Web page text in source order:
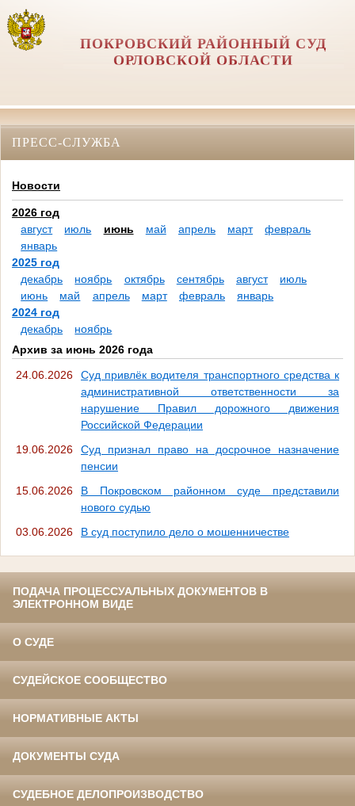
ПОКРОВСКИЙ РАЙОННЫЙ СУД
ОРЛОВCКОЙ ОБЛАСТИ
ПРЕСС-СЛУЖБА
Новости
2026 год
август
июль июнь май апрель март
февраль
январь
2025 год
декабрь
ноябрь октябрь сентябрь август
июль
июнь
май апрель март февраль
январь
2024 год
декабрь
ноябрь
Архив за июнь 2026 года
24.06.2026
Суд привлёк водителя транспортного средства к
административной ответственности за
нарушение Правил дорожного движения
Российской Федерации
19.06.2026
Суд признал право на досрочное назначение
пенсии
15.06.2026
В Покровском районном суде представили
нового судью
03.06.2026
В суд поступило дело о мошенничестве
ПОДАЧА ПРОЦЕССУАЛЬНЫХ ДОКУМЕНТОВ В
ЭЛЕКТРОННОМ ВИДЕ
О СУДЕ
СУДЕЙСКОЕ СООБЩЕСТВО
НОРМАТИВНЫЕ АКТЫ
ДОКУМЕНТЫ СУДА
СУДЕБНОЕ ДЕЛОПРОИЗВОДСТВО